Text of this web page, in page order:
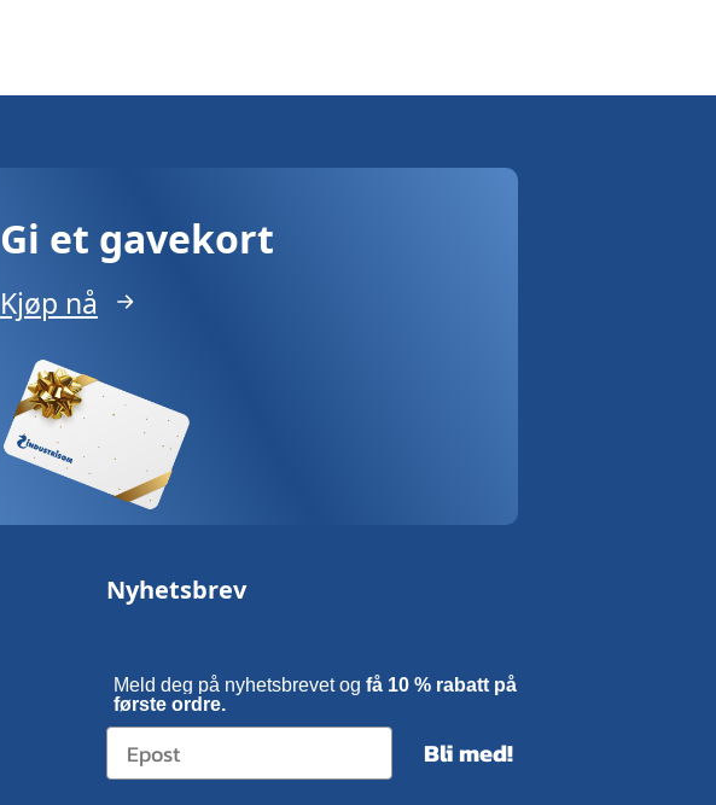
Gi et gavekort
Kjøp nå
Nyhetsbrev
Meld deg på nyhetsbrevet og få 10 % rabatt på
første ordre.
Bli med!